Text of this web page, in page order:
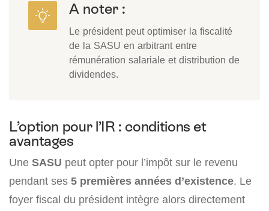
A noter :
Le président peut optimiser la fiscalité
de la SASU en arbitrant entre
rémunération salariale et distribution de
dividendes.
L’option pour l’IR : conditions et
avantages
Une SASU peut opter pour l’impôt sur le revenu
pendant ses 5 premières années d’existence. Le
foyer fiscal du président intègre alors directement